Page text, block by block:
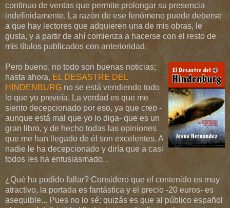
continuo de ventas que permite prolongar su presencia
indefinidamente. La razón de ese fenómeno puede deberse
a que hay lectores que adquieren una de mis obras, le
gusta, y a partir de ahí comienza a hacerse con el resto de
mis títulos publicados con anterioridad.
Pero bueno, no todo son buenas noticias;
hasta ahora, EL DESASTRE DEL
HINDENBURG no se está vendiendo todo
lo que yo preveía. La verdad es que me
siento decepcionado por eso, ya que creo -
aunque está mal que yo lo diga- que es un
gran libro, y de hecho todas las opiniones
que me han llegado de él son excelentes. A
nadie le ha decepcionado y diría que a casi
todos les ha entusiasmado...
¿Qué ha podido fallar? Considero que el contenido es muy
atractivo, la portada es fantástica y el precio -20 euros- es
asequible... Pues no lo sé; quizás es que al público español